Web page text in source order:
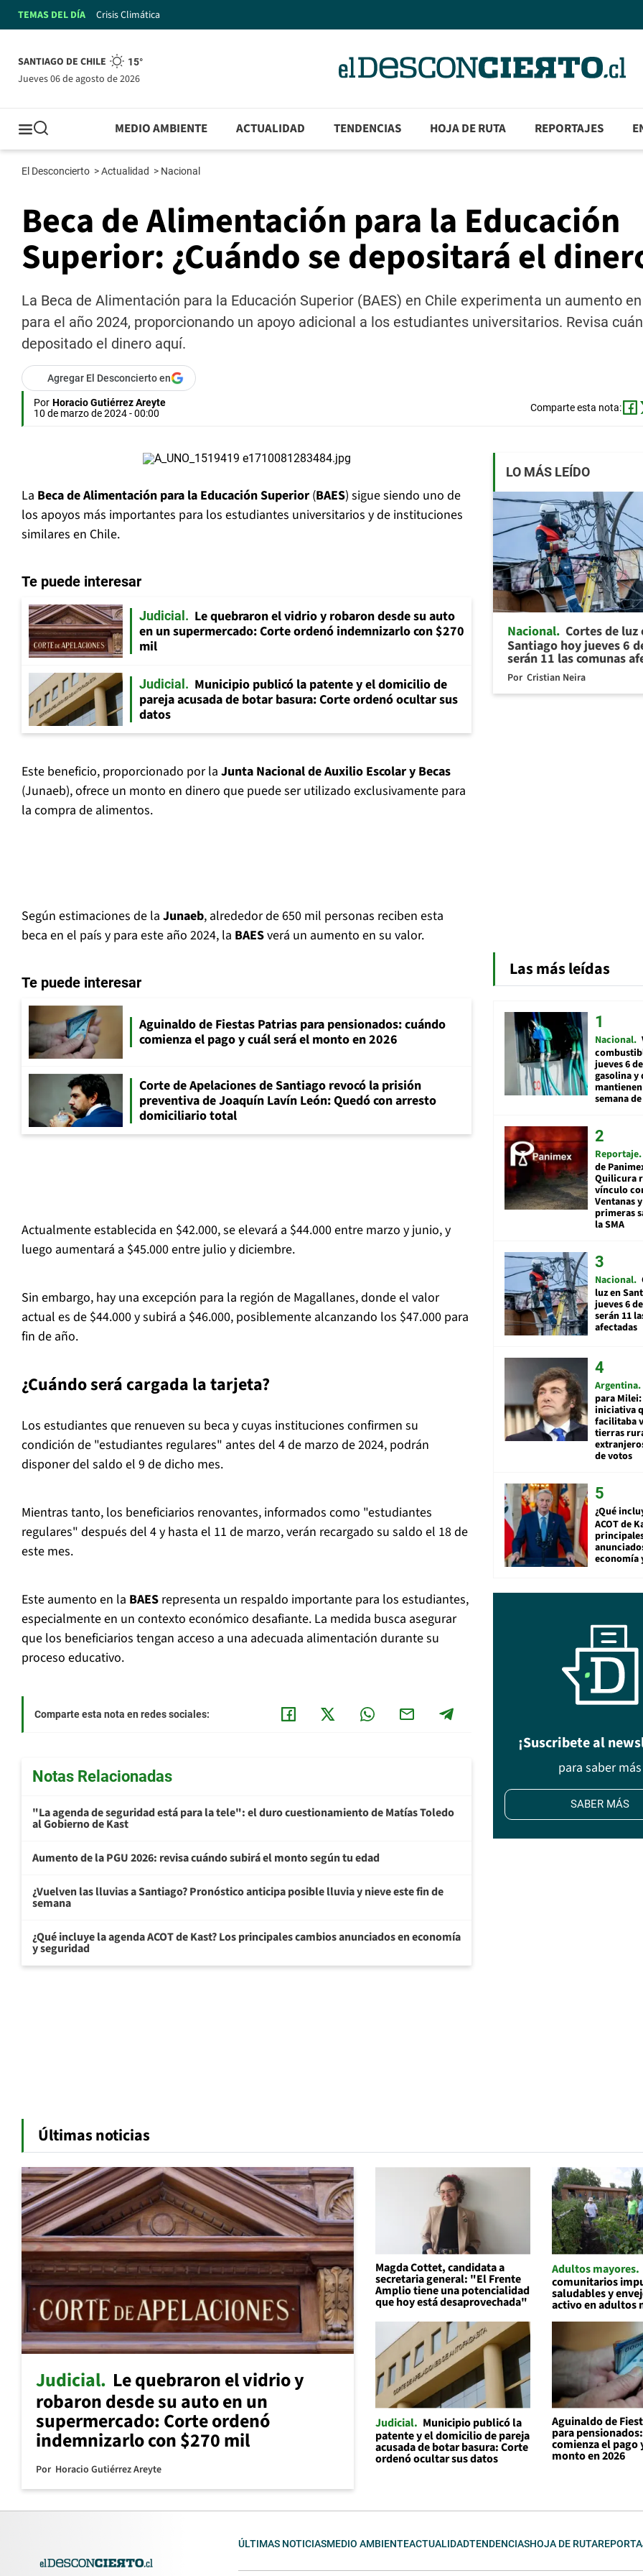
TEMAS DEL DÍA Crisis Climática
SANTIAGO DE CHILE 15°
jueves 06 de agosto de 2026
MEDIO AMBIENTE ACTUALIDAD TENDENCIAS HOJA DE RUTA REPORTAJES
El Desconcierto >Actualidad > Nacional
Beca de Alimentación para la Educación
Superior: ¿Cuándo se depositará el
La Beca de Alimentación para la Educación Superior (BAES) en Chile experimenta un aumento
para el año 2024, proporcionando un apoyo adicional a los estudiantes universitarios. Revisa
depositado el dinero aquí.
Agregar El Desconcierto en
Por Horacio Gutiérrez Areyte
10 de marzo de 2024 - 00:00
Comparte esta nota:
La Beca de Alimentación para la Educación Superior (BAES) sigue siendo uno de
los apoyos más importantes para los estudiantes universitarios y de instituciones
similares en Chile.
Te puede interesar
Judicial
Le quebraron el vidrio y robaron desde su auto
en un supermercado: Corte ordenó indemnizarlo con $270
mil
Judicial
Municipio publicó la patente y el domicilio de
pareja acusada de botar basura: Corte ordenó ocultar sus
datos
Este beneficio, proporcionado por la Junta Nacional de Auxilio Escolar y Becas
(Junaeb), ofrece un monto en dinero que puede ser utilizado exclusivamente para
la compra de alimentos.
Según estimaciones de la Junaeb, alrededor de 650 mil personas reciben esta
beca en el país y para este año 2024, la BAESverá un aumento en su valor.
Te puede interesar
Aguinaldo de Fiestas Patrias para pensionados: cuándo
comienza el pago y cuál será el monto en 2026
Corte de Apelaciones de Santiago revocó la prisión
preventiva de Joaquín Lavín León: Quedó con arresto
domiciliario total
Actualmente establecida en $42.000, se elevará a $44.000 entre marzo y junio, y
luego aumentará a $45.000 entre julio y diciembre.
Sin embargo, hay una excepción para la región de Magallanes, donde el valor
actual es de $44.000 y subirá a $46.000, posiblemente alcanzando los $47.000 para
fin de año.
¿Cuándo será cargada la tarjeta?
Los estudiantes que renueven su beca y cuyas instituciones confirmen su
condición de "estudiantes regulares" antes del 4 de marzo de 2024, podrán
disponer del saldo el 9 de dicho mes.
Mientras tanto, los beneficiarios renovantes, informados como "estudiantes
regulares" después del 4 y hasta el 11 de marzo, verán recargado su saldo el 18 de
este mes.
Este aumento en la BAES representa un respaldo importante para los estudiantes,
especialmente en un contexto económico desafiante. La medida busca asegurar
que los beneficiarios tengan acceso a una adecuada alimentación durante su
proceso educativo.
Comparte esta nota en redes sociales:
Notas Relacionadas
"La agenda de seguridad está para la tele": el duro cuestionamiento de Matías Toledo
al Gobierno de Kast
Aumento de la PGU 2026: revisa cuándo subirá el monto según tu edad
¿Vuelven las lluvias a Santiago? Pronóstico anticipa posible lluvia y nieve este fin de
semana
¿Qué incluye la agenda ACOT de Kast? Los principales cambios anunciados en economía
y seguridad
LO MÁS LEÍDO
Nacional Cortes de luz
Santiago hoy jueves 6
serán 11 las comunas
Por Cristian Neira
Las más leídas
Nacional
jueves 6
gasolina y
semana
Reportaje
de
Quilicura
vínculo
Ventanas
primeras
la SMA
Nacional
luz en
jueves 6
serán 11
afectadas
Argentina
para
iniciativa
facilitaba
tierras
de votos
¿Qué
ACOT de
economía
¡Suscribete al
para saber más
SABER MÁS
Últimas noticias
Judicial Le quebraron el vidrio y
robaron desde su auto en un
supermercado: Corte ordenó
indemnizarlo con $270 mil
Por Horacio Gutiérrez Areyte
Magda Cottet, candidata a
secretaria general: "El Frente
Amplio tiene una potencialidad
que hoy está desaprovechada"
Adultos mayores
comunitarios
saludables y
activo en adultos
Judicial
Municipio publicó la
patente y el domicilio de pareja
acusada de botar basura: Corte
ordenó ocultar sus datos
Aguinaldo de
para
comienza el pago
monto en 2026
ÚLTIMAS NOTICIASMEDIO AMBIENTEACTUALIDADTENDENCIASHOJA DE RUTA